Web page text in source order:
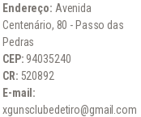
Endereço: Avenida
Centenário, 80 - Passo das
Pedras
CEP: 94035240
CR: 520892
E-mail:
xgunsclubedetiro@gmail.com